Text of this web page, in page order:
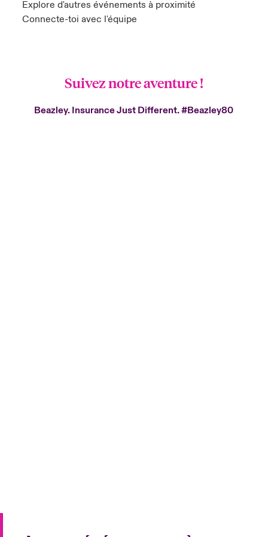
Explore d'autres événements à proximité
Connecte-toi avec l'équipe
Suivez notre aventure !
Beazley. Insurance Just Different.#Beazley80